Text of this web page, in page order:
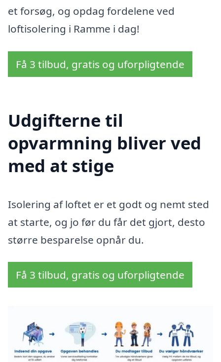
et forsøg, og opdag fordelene ved
loftisolering i Ramme i dag!
Få 3 tilbud, gratis og uforpligtende
Udgifterne til
opvarmning bliver ved
med at stige
Isolering af loftet er et godt og nemt sted
at starte, og jo før du får det gjort, desto
større besparelse opnår du.
Få 3 tilbud, gratis og uforpligtende